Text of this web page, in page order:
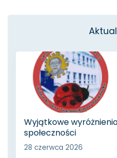
Wyjątkowe
społeczności
28 czerwca 2026